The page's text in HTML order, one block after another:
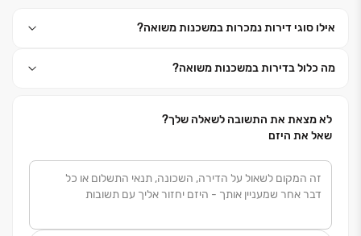
אילו סוגי דירות נמכרות במשכנות משואה?
מה כלול בדירות במשכנות משואה?
לא מצאת את התשובה לשאלה שלך?
שאל את היזם